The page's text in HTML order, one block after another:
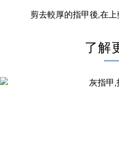
剪去較厚的指甲後,在
了解